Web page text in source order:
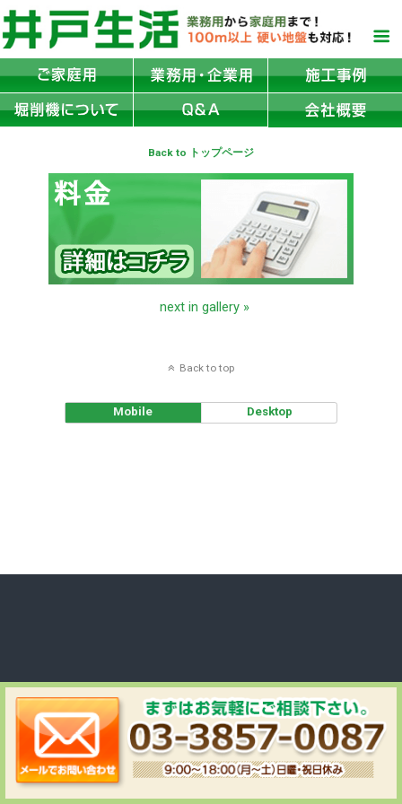
Back to トップページ
next in gallery »
Back to top
Mobile Desktop